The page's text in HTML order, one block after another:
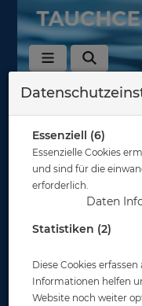
Essenziell (6)
Essenzielle Cookies
und sind für die
erforderlich.
Daten
Statistiken (2)
Diese Cookies
Informationen helfen
Website noch weiter